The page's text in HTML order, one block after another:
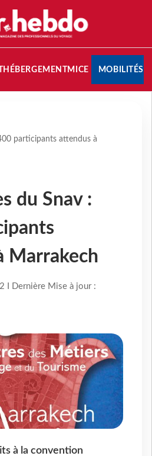
HÉBERGEMENTMICE MOBILITÉS
participants attendus à
du Snav :
Marrakech
I Dernière Mise à jour :
à la convention